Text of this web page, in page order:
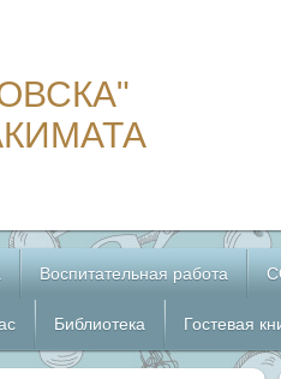
Воспитательная работа
Библиотека Гостевая